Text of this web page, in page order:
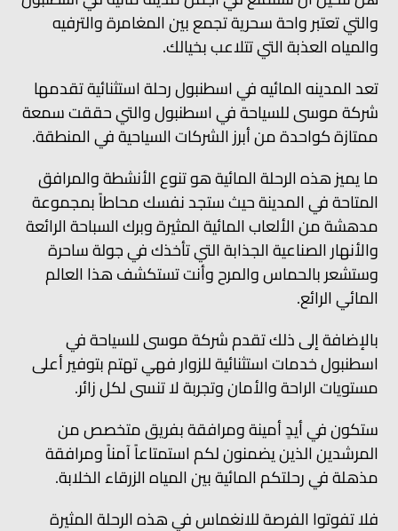
والتي تعتبر واحة سحرية تجمع بين المغامرة والترفيه
والمياه العذبة التي تتلاعب بخيالك.
تعد المدينه المائيه في اسطنبول رحلة استثنائية تقدمها
شركة موسى للسياحة في اسطنبول والتي حققت سمعة
ممتازة كواحدة من أبرز الشركات السياحية في المنطقة.
ما يميز هذه الرحلة المائية هو تنوع الأنشطة والمرافق
المتاحة في المدينة حيث ستجد نفسك محاطاً بمجموعة
مدهشة من الألعاب المائية المثيرة وبرك السباحة الرائعة
والأنهار الصناعية الجذابة التي تأخذك في جولة ساحرة
وستشعر بالحماس والمرح وأنت تستكشف هذا العالم
المائي الرائع.
بالإضافة إلى ذلك تقدم شركة موسى للسياحة في
اسطنبول خدمات استثنائية للزوار فهي تهتم بتوفير أعلى
مستويات الراحة والأمان وتجربة لا تنسى لكل زائر.
ستكون في أيدٍ أمينة ومرافقة بفريق متخصص من
المرشدين الذين يضمنون لكم استمتاعاً آمناً ومرافقة
مذهلة في رحلتكم المائية بين المياه الزرقاء الخلابة.
فلا تفوتوا الفرصة للانغماس في هذه الرحلة المثيرة